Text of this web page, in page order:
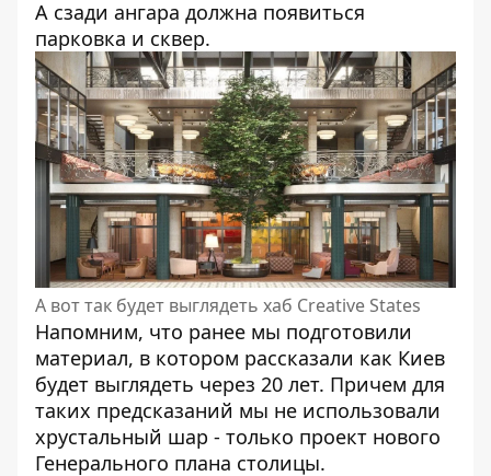
А сзади ангара должна появиться
парковка и сквер.
А вот так будет выглядеть хаб Creative States
Напомним, что ранее мы подготовили
материал, в котором рассказали как Киев
будет выглядеть через 20 лет. Причем для
таких предсказаний мы не использовали
хрустальный шар - только проект нового
Генерального плана столицы.